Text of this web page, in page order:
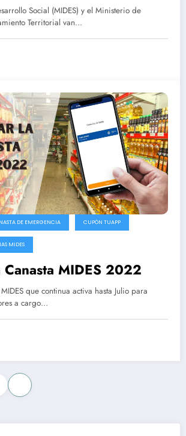
de violencia de genero
Social (MIDES) y el Ministerio de
Territorial van…
DE EMERGENCIA CUPÓN TUAPP
MIDES
MIDES 2022
que continua activa hasta Julio para
a cargo…